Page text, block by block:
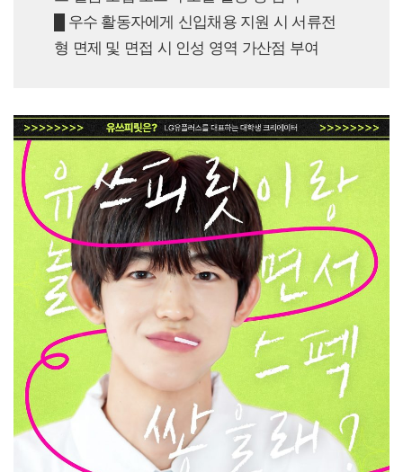
█ 우수 활동자에게 신입채용 지원 시 서류전
형 면제 및 면접 시 인성 영역 가산점 부여